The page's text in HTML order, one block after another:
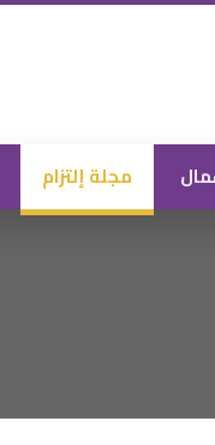
مجلة إلتزام